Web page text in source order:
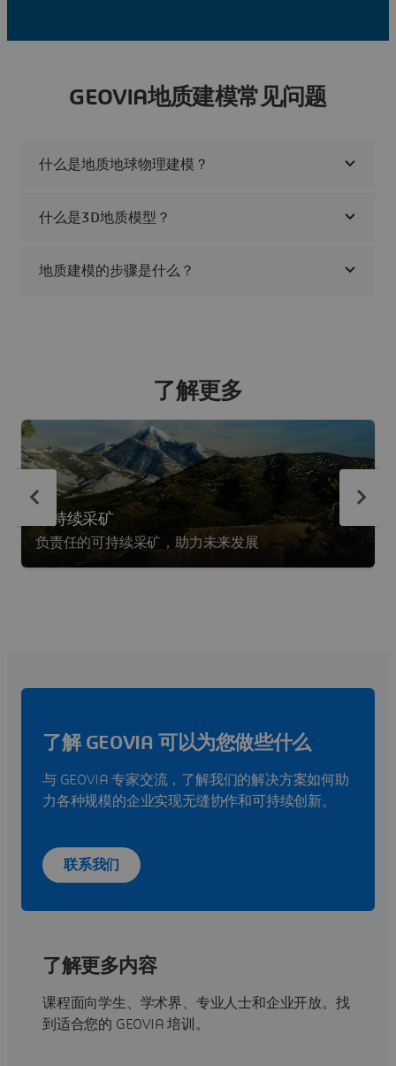
GEOVIA地质建模常见问题
什么是地质地球物理建模？
什么是3D地质模型？
地质建模的步骤是什么？
了解更多
可持续采矿
负责任的可持续采矿，助力未来发展
了解 GEOVIA 可以为您做些什么
与 GEOVIA 专家交流，了解我们的解决方案如何助
力各种规模的企业实现无缝协作和可持续创新。
联系我们
了解更多内容
课程面向学生、学术界、专业人士和企业开放。找
到适合您的 GEOVIA 培训。